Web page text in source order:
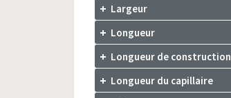
Largeur
Longueur
Longueur de construction
Longueur du capillaire